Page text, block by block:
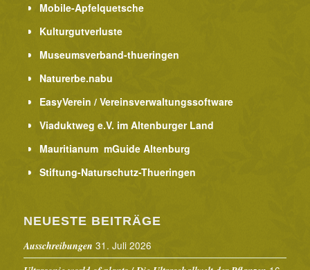
Mobile-Apfelquetsche
Kulturgutverluste
Museumsverband-thueringen
Naturerbe.nabu
EasyVerein / Vereinsverwaltungssoftware
Viaduktweg e.V. im Altenburger Land
Mauritianum mGuide Altenburg
Stiftung-Naturschutz-Thueringen
NEUESTE BEITRÄGE
Ausschreibungen 31. Juli 2026